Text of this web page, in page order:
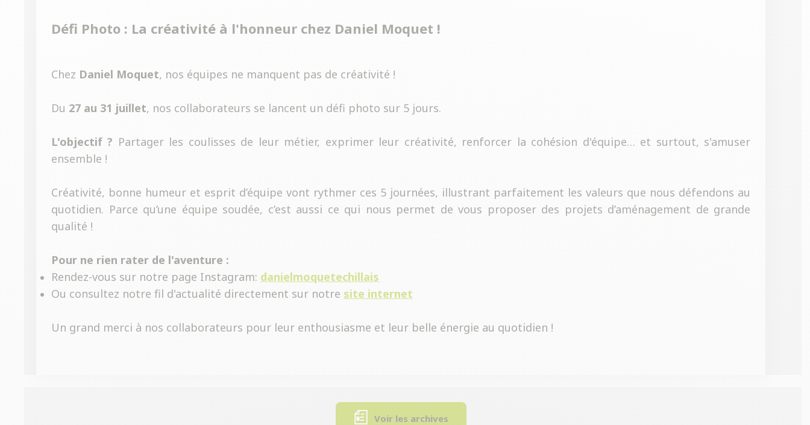
Défi Photo : La créativité à l'honneur chez Daniel Moquet !
Chez Daniel Moquet, nos équipes ne manquent pas de créativité !
Du 27 au 31 juillet, nos collaborateurs se lancent un défi photo sur 5 jours.
L'objectif ? Partager les coulisses de leur métier, exprimer leur créativité, renforcer la cohésion d'équipe… et surtout, s'amuser
ensemble !
Créativité, bonne humeur et esprit d’équipe vont rythmer ces 5 journées, illustrant parfaitement les valeurs que nous défendons au
quotidien. Parce qu’une équipe soudée, c’est aussi ce qui nous permet de vous proposer des projets d’aménagement de grande
qualité !
Pour ne rien rater de l'aventure :
Rendez-vous sur notre page Instagram: danielmoquetechillais
Ou consultez notre fil d'actualité directement sur notre site internet
Un grand merci à nos collaborateurs pour leur enthousiasme et leur belle énergie au quotidien !
Voir les archives